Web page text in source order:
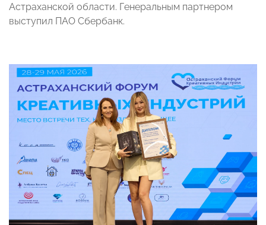
Астраханской области. Генеральным партнером
выступил ПАО Сбербанк.